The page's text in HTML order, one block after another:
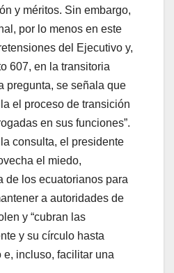
y méritos. Sin embargo,
por lo menos en este
del Ejecutivo y,
607, en la transitoria
pregunta, se señala que
el proceso de transición
en sus funciones”.
consulta, el presidente
el miedo,
de los ecuatorianos para
a autoridades de
y “cubran las
y su círculo hasta
e, incluso, facilitar una